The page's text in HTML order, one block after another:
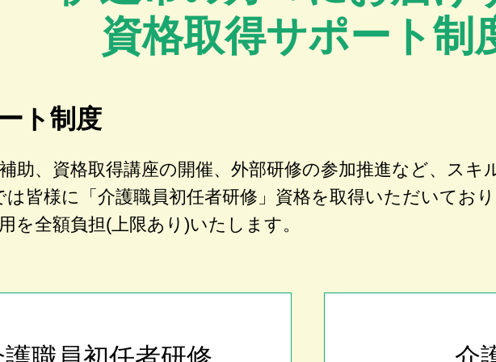
資格取得サポート制
ト制度
助、資格取得講座の開催、外部研修の参加推進など、スキ
は皆様に「介護職員初任者研修」資格を取得いただいてお
を全額負担(上限あり)いたします。